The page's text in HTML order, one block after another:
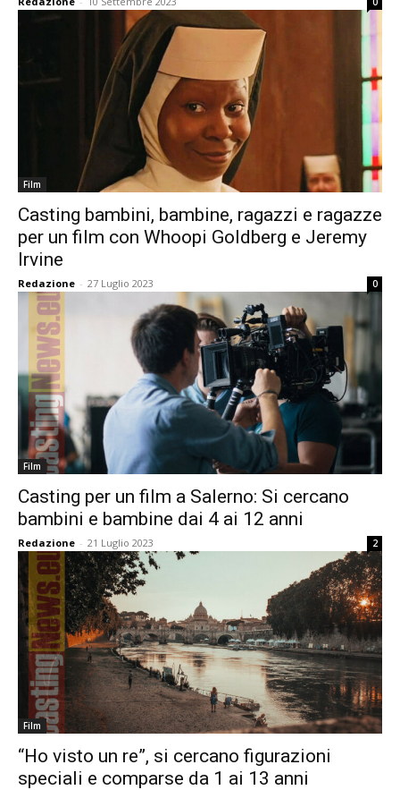
Film
Casting bambini, bambine, ragazzi e ragazze
per un film con Whoopi Goldberg e Jeremy
Irvine
Redazione - 27 Luglio 2023 0
Film
Casting per un film a Salerno: Si cercano
bambini e bambine dai 4 ai 12 anni
Redazione - 21 Luglio 2023 2
Film
“Ho visto un re”, si cercano figurazioni
speciali e comparse da 1 ai 13 anni